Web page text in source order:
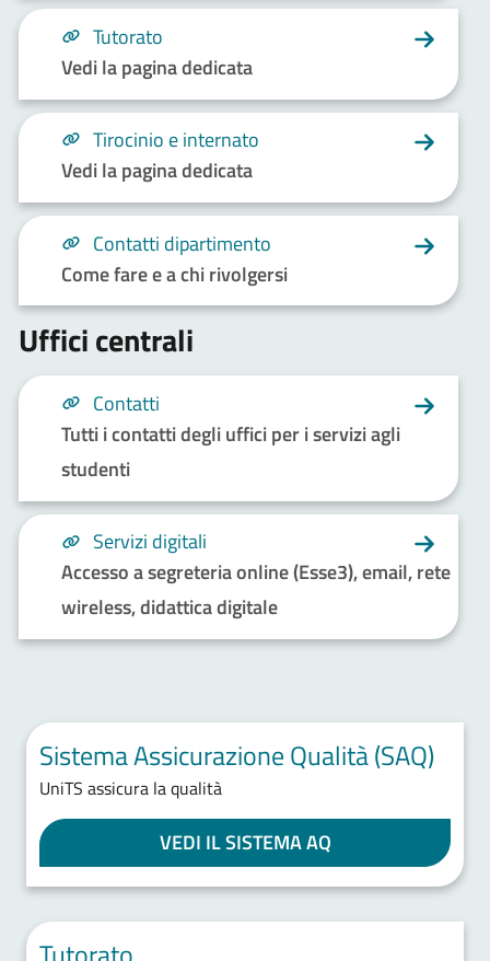
Tutorato
Vedi la pagina dedicata
Tirocinio e internato
Vedi la pagina dedicata
Contatti dipartimento
Come fare e a chi rivolgersi
Uffici centrali
Contatti
Tutti i contatti degli uffici per i servizi agli
studenti
Servizi digitali
Accesso a segreteria online (Esse3), email, rete
wireless, didattica digitale
Sistema Assicurazione Qualità (SAQ)
UniTS assicura la qualità
VEDI IL SISTEMA AQ